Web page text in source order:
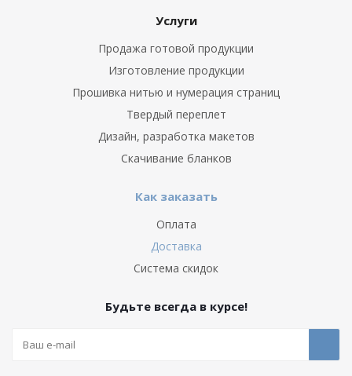
Услуги
Продажа готовой продукции
Изготовление продукции
Прошивка нитью и нумерация страниц
Твердый переплет
Дизайн, разработка макетов
Скачивание бланков
Как заказать
Оплата
Доставка
Система скидок
Будьте всегда в курсе!